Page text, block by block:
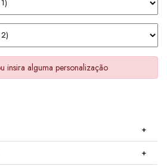
insira alguma personalização
com Pingente Moeda